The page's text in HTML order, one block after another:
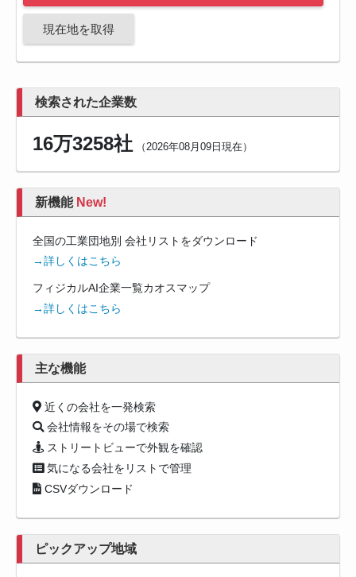
現在地を取得
検索された企業数
16万3258社（2026年08月09日現在）
新機能 New!
全国の工業団地別 会社リストをダウンロード
→詳しくはこちら
フィジカルAI企業一覧カオスマップ
→詳しくはこちら
主な機能
近くの会社を一発検索
会社情報をその場で検索
ストリートビューで外観を確認
気になる会社をリストで管理
CSVダウンロード
ピックアップ地域